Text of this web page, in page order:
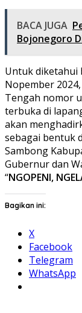
BACA JUGA
Bojonegoro
Untuk diketahui
Nopember
Tengah nomor
terbuka di
akan
sebagai bentuk
Sambong
Gubernur dan
“NGOPENI,
Bagikan ini:
X
Facebook
Telegram
WhatsApp